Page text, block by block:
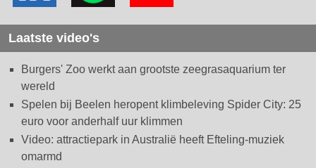
Laatste video's
Burgers' Zoo werkt aan grootste zeegrasaquarium ter
wereld
Spelen bij Beelen heropent klimbeleving Spider City: 25
euro voor anderhalf uur klimmen
Video: attractiepark in Australië heeft Efteling-muziek
omarmd